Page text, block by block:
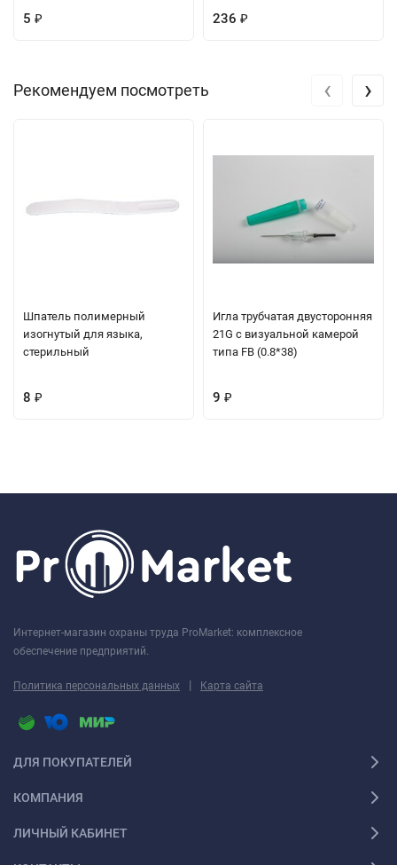
5 ₽ 236 ₽
Рекомендуем посмотреть
Шпатель полимерный
изогнутый для языка,
стерильный
8 ₽
Игла трубчатая двусторонняя
21G с визуальной камерой
типа FB (0.8*38)
9 ₽
‹ ›
Интернет-магазин охраны труда ProMarket: комплексное
обеспечение предприятий.
Политика персональных данных | Карта сайта
ДЛЯ ПОКУПАТЕЛЕЙ
КОМПАНИЯ
ЛИЧНЫЙ КАБИНЕТ